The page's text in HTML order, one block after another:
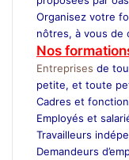
Organisez votre
nôtres, à vous de
Nos
Entreprises de
petite, et toute
Cadres et
Employés et
Travailleurs
Demandeurs